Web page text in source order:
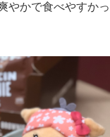
やかで食べやすかっ